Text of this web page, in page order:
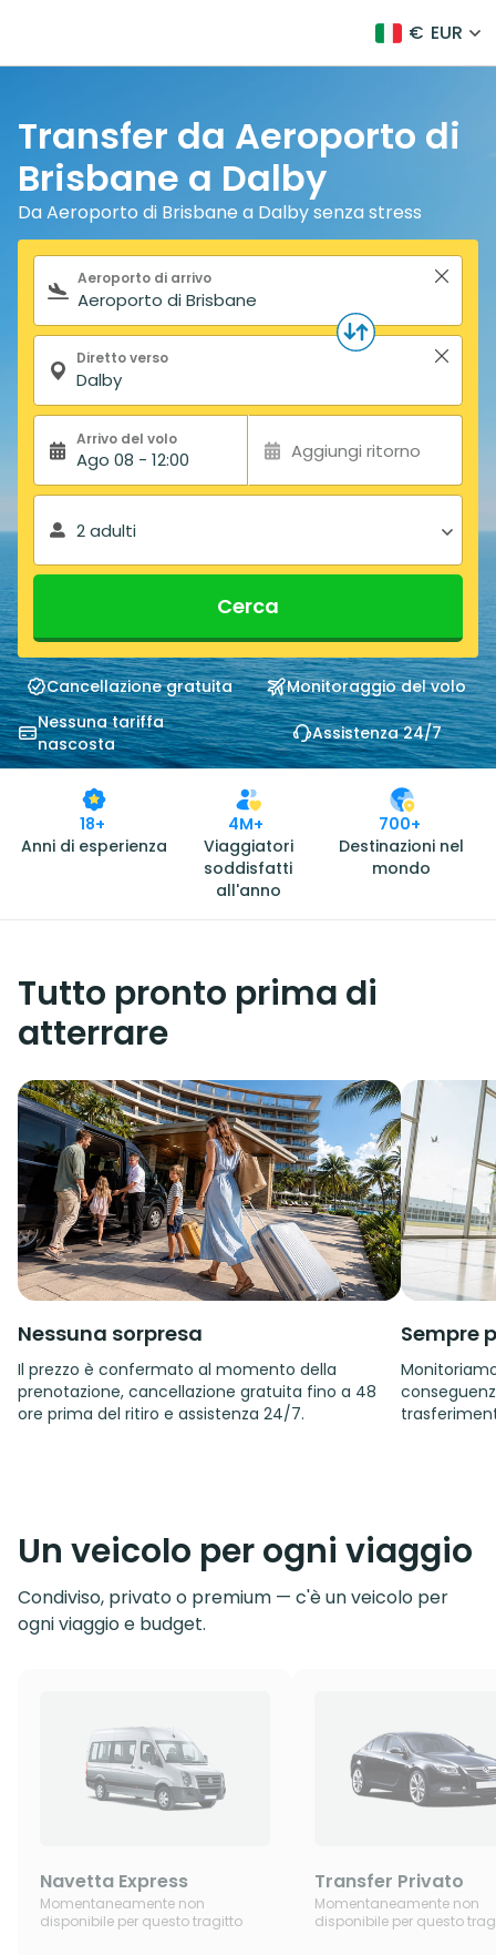
€ EUR
Transfer da Aeroporto di
Brisbane a Dalby
Da Aeroporto di Brisbane a Dalby senza stress
Modulo di ricerca
Aeroporto di arrivo
Diretto verso
Arrivo del volo
Ago 08 - 12:00 Aggiungi ritorno
2 adulti
Cerca
Cancellazione gratuita
Monitoraggio del volo
Nessuna tariffa
nascosta
Assistenza 24/7
18+
Anni di esperienza
4M+
Viaggiatori
soddisfatti
all'anno
700+
Destinazioni nel
mondo
Tutto pronto prima di
atterrare
Nessuna sorpresa
Il prezzo è confermato al momento della
prenotazione, cancellazione gratuita fino a 48
ore prima del ritiro e assistenza 24/7.
Sempre
Un veicolo per ogni viaggio
Condiviso, privato o premium — c'è un veicolo per
ogni viaggio e budget.
Navetta Express
Momentaneamente non
disponibile per questo tragitto
Transfer Privato
Momentaneamente non
disponibile per questo